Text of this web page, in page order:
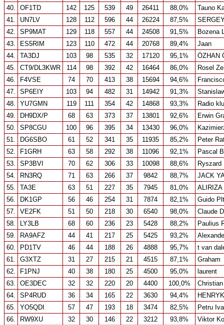
40.
OF1TD 142 125 539 49 26411 88,0%
Tauno
41.
UN7LV 128 112 596 44 26224 87,5%
42.
SP9MAT 129 118 557 44 24508 91,5%
Bozena
43.
ES5RIM 123 110 472 44 20768 89,4%
Jaan
44.
TA3DJ 103 98 535 32 17120 95,1%
ÖZHAN
45.
CT9/DL3KWR 114 98 392 42 16464 86,0%
Rosel
46.
F4VSE 74 70 413 38 15694 94,6%
47.
SP6EIY 103 94 482 31 14942 91,3%
48.
YU7GMN 119 111 354 42 14868 93,3%
Radio
49.
DH9DX/P 68 63 373 37 13801 92,6%
Erwin
50.
SP8CGU 100 96 395 34 13430 96,0%
51.
DG6SBO 61 52 341 35 11935 85,2%
Peter
52.
F1GRH 63 58 292 38 11096 92,1%
Pascal
53.
SP3BVI 70 62 306 33 10098 88,6%
Ryszard
54.
RN3RQ 71 63 266 37 9842 88,7%
JACK
55.
TA3E 63 51 227 35 7945 81,0%
ALIRIZA
56.
DK1GP 56 46 254 31 7874 82,1%
Guido
57.
VE2FK 51 50 218 30 6540 98,0%
Claude
58.
LY3LB 68 60 236 23 5428 88,2%
Paulius
59.
RA9AFZ 44 41 217 25 5425 93,2%
60.
PD1TV 46 44 188 26 4888 95,7%
t van
61.
G3XTZ 31 27 215 21 4515 87,1%
Graham
62.
F1PNJ 40 38 180 25 4500 95,0%
laurent
63.
OE3DEC 32 32 220 20 4400 100,0%
64.
SP4RUD 36 34 165 22 3630 94,4%
HENRYK
65.
YO5QDI 57 47 193 18 3474 82,5%
Petru
66.
RW9XU 32 30 146 22 3212 93,8%
Viktor